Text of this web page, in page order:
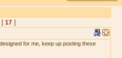
17|
for me, keep up posting these